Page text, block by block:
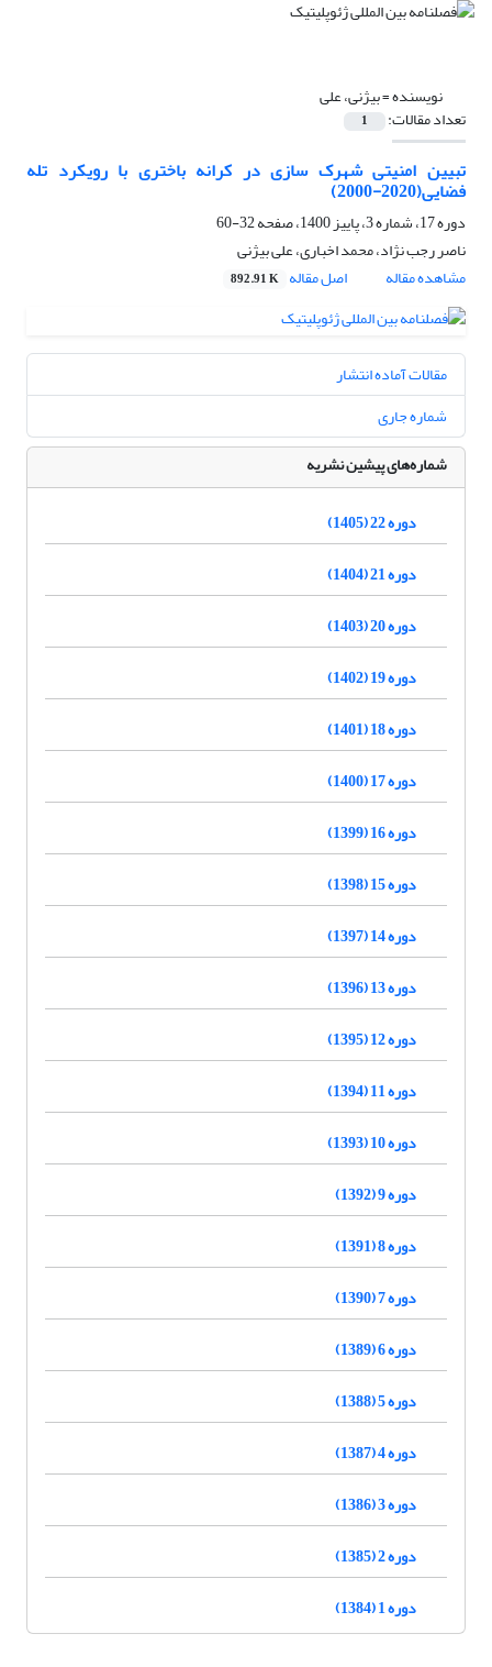
نویسنده =بیژنی، علی
تعداد مقالات: 1
تبیین امنیتی شهرک سازی در کرانه باختری با رویکرد تله
فضایی(2020-2000)
دوره 17، شماره 3، پاییز 1400، صفحه
32-60
ناصر رجب نژاد، محمد اخباری، علی بیژنی
مشاهده مقاله
اصل مقاله 892.91 K
مقالات آماده انتشار
شماره جاری
شماره‌های پیشین نشریه
دوره 22 (1405)
دوره 21 (1404)
دوره 20 (1403)
دوره 19 (1402)
دوره 18 (1401)
دوره 17 (1400)
دوره 16 (1399)
دوره 15 (1398)
دوره 14 (1397)
دوره 13 (1396)
دوره 12 (1395)
دوره 11 (1394)
دوره 10 (1393)
دوره 9 (1392)
دوره 8 (1391)
دوره 7 (1390)
دوره 6 (1389)
دوره 5 (1388)
دوره 4 (1387)
دوره 3 (1386)
دوره 2 (1385)
دوره 1 (1384)